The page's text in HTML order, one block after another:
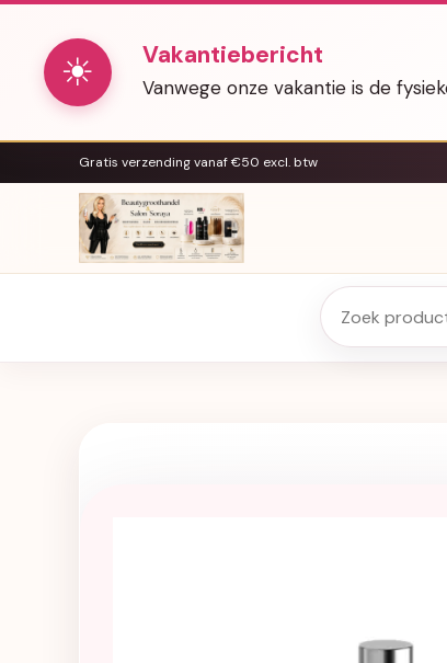
☀ Vakantiebericht
Vanwege onze vakantie is de
Gratis verzending vanaf €50 excl. btw